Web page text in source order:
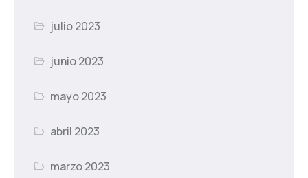
julio 2023
junio 2023
mayo 2023
abril 2023
marzo 2023